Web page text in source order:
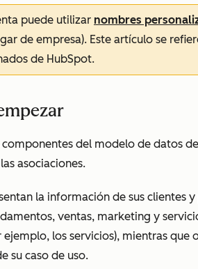
puede utilizar nombres
de empresa). Este artículo se
de HubSpot.
componentes del modelo de datos
asociaciones.
la información de sus clientes
ventas, marketing y
los servicios), mientras que
su caso de uso.